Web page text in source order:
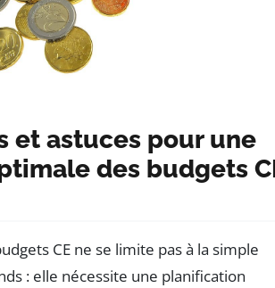
et astuces pour une
des budgets
CE ne se limite pas à la simple
: elle nécessite une planification